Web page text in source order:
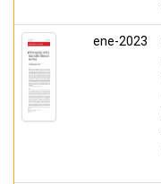
ene-2023